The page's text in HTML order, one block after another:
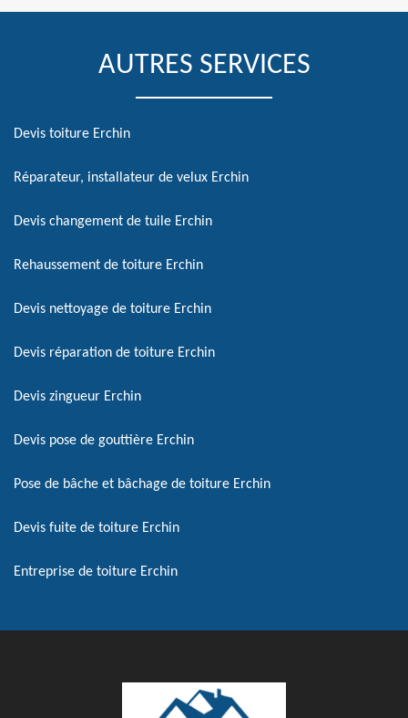
AUTRES SERVICES
Devis toiture Erchin
Réparateur, installateur de velux Erchin
Devis changement de tuile Erchin
Rehaussement de toiture Erchin
Devis nettoyage de toiture Erchin
Devis réparation de toiture Erchin
Devis zingueur Erchin
Devis pose de gouttière Erchin
Pose de bâche et bâchage de toiture Erchin
Devis fuite de toiture Erchin
Entreprise de toiture Erchin